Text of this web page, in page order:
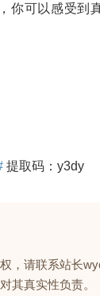
你可以感受到
提取码：y3dy
，请联系站长
其真实性负责。